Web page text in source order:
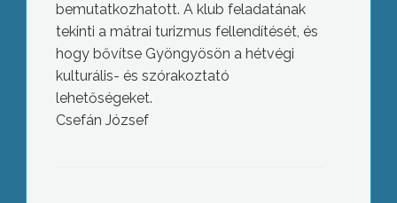
bemutatkozhatott. A klub feladatának
tekinti a mátrai turizmus fellendítését, és
hogy bővítse Gyöngyösön a hétvégi
kulturális- és szórakoztató
lehetőségeket.
Csefán József